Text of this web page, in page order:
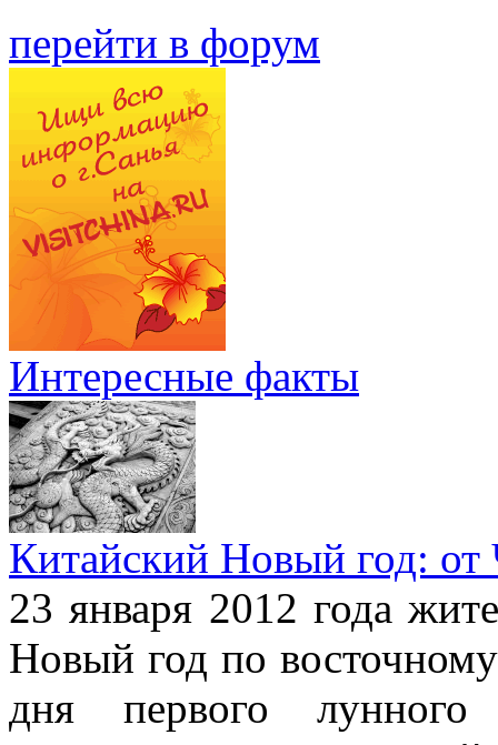
перейти в форум
Интересные факты
Китайский Новый год: от
23 января 2012 года
Новый год по
дня первого